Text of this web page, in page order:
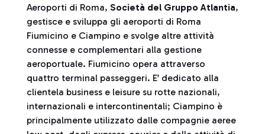
Aeroporti di Roma, Società del Gruppo Atlantia,
gestisce e sviluppa gli aeroporti di Roma
Fiumicino e Ciampino e svolge altre attività
connesse e complementari alla gestione
aeroportuale. Fiumicino opera attraverso
quattro terminal passeggeri. E’ dedicato alla
clientela business e leisure su rotte nazionali,
internazionali e intercontinentali; Ciampino è
principalmente utilizzato dalle compagnie aeree